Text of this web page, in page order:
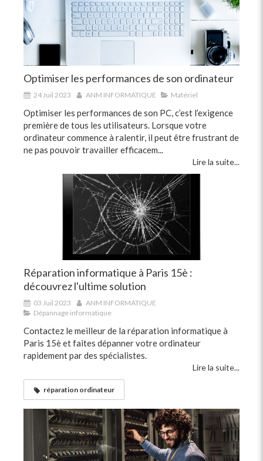
Optimiser les performances de son ordinateur
24 Juil 2023 ANM INFORMATIQUE Matériel
Optimiser les performances de son PC, c’est l’exigence
première de tous les utilisateurs. Lorsque votre
ordinateur commence à ralentir, il peut être frustrant de
ne pas pouvoir travailler efficacem...
Lire la suite...
Réparation informatique à Paris 15è :
découvrez l'ultime solution
03 Juil 2023
ANM INFORMATIQUE
Dépannage informatique
Contactez le meilleur de la réparation informatique à
Paris 15è et faites dépanner votre ordinateur
rapidement par des spécialistes.
Lire la suite...
réparation ordinateur